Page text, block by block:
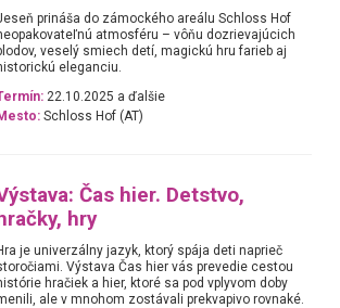
prináša do zámockého areálu Schloss Hof
atmosféru – vôňu dozrievajúcich
veselý smiech detí, magickú hru farieb aj
eleganciu.
22.10.2025 a ďalšie
Schloss Hof (AT)
Čas hier. Detstvo,
hry
je univerzálny jazyk, ktorý spája deti naprieč
Výstava Čas hier vás prevedie cestou
hračiek a hier, ktoré sa pod vplyvom doby
ale v mnohom zostávali prekvapivo rovnaké.